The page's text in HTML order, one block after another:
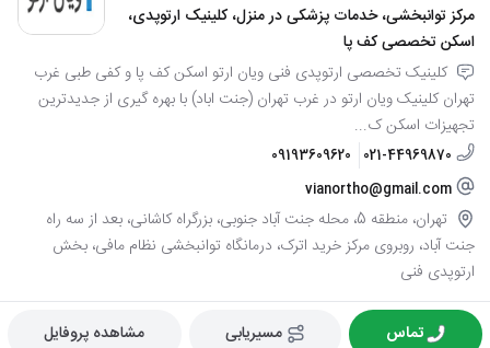
مرکز توانبخشی، خدمات پزشکی در منزل، کلینیک ارتوپدی،
اسکن تخصصی کف پا
کلینیک تخصصی ارتوپدی فنی ویان ارتو اسکن کف پا و کفی طبی غرب
تهران کلینیک ویان ارتو در غرب تهران (جنت اباد) با بهره گیری از جدیدترین
تجهیزات اسکن ک...
021-44969870
09193609620
vianortho@gmail.com
تهران، منطقه 5، محله جنت آباد جنوبی، بزرگراه کاشانی، بعد از سه راه
جنت آباد، روبروی مرکز خرید اترک، درمانگاه توانبخشی نظام مافی، بخش
ارتوپدی فنی
تماس مسیریابی مشاهده پروفایل